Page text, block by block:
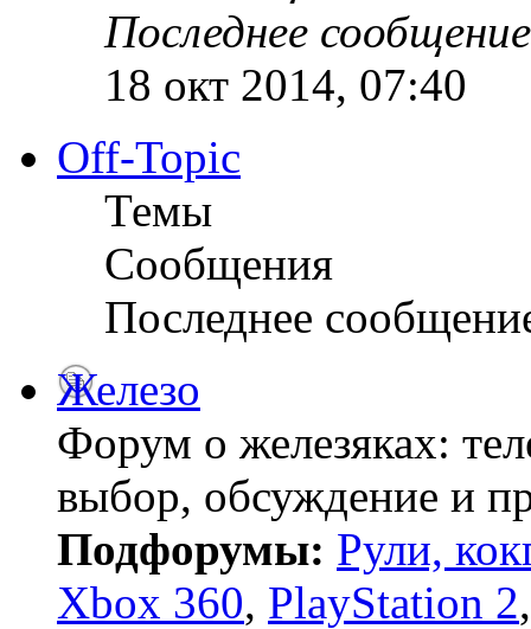
Последнее сообщение
18 окт 2014, 07:40
Off-Topic
Темы
Сообщения
Последнее
Железо
Форум о железяках:
выбор, обсуждение и
Подфорумы: Рули,
Xbox 360, PlayStation 2